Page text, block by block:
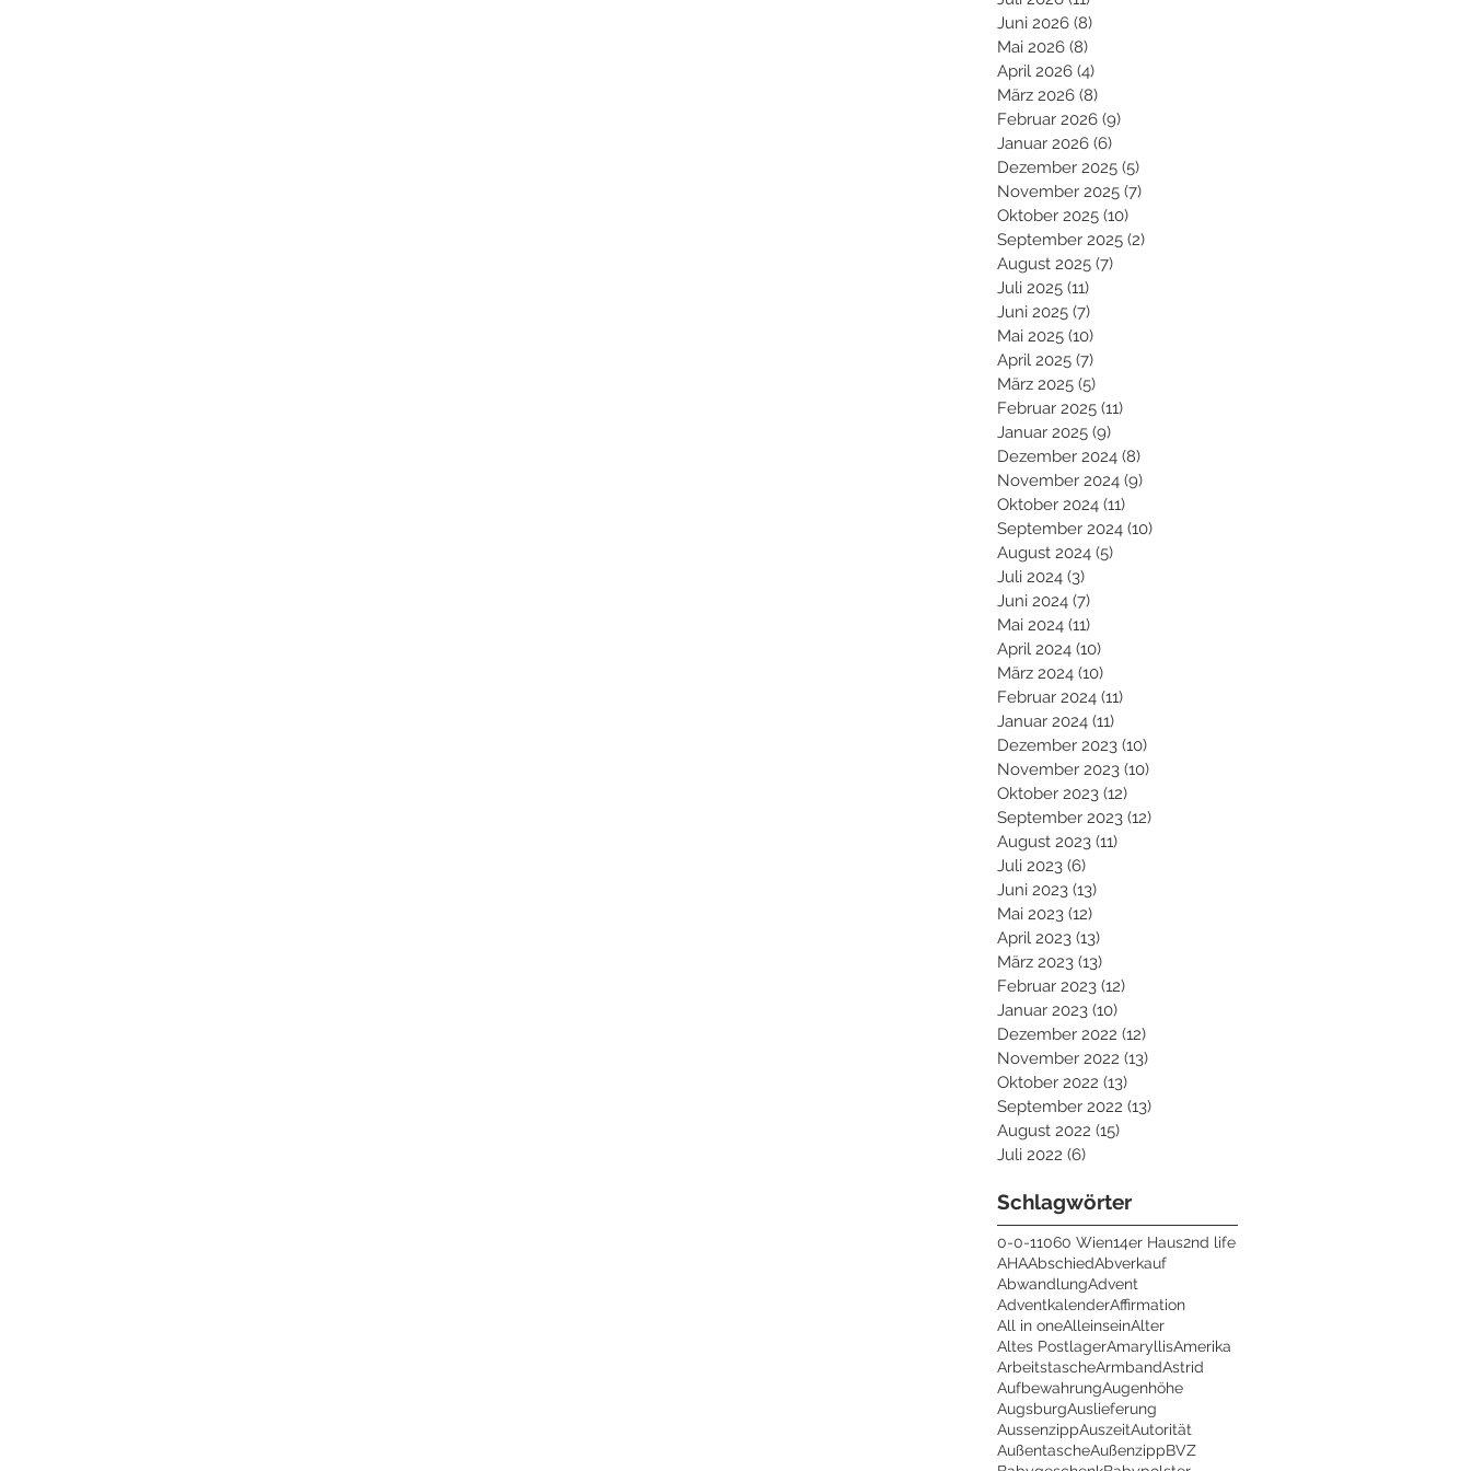
Juni 2026 (8)
Mai 2026 (8)
April 2026 (4)
März 2026 (8)
Februar 2026 (9)
Januar 2026 (6)
Dezember 2025 (5)
November 2025 (7)
Oktober 2025 (10)
September 2025 (2)
August 2025 (7)
Juli 2025 (11)
Juni 2025 (7)
Mai 2025 (10)
April 2025 (7)
März 2025 (5)
Februar 2025 (11)
Januar 2025 (9)
Dezember 2024 (8)
November 2024 (9)
Oktober 2024 (11)
September 2024 (10)
August 2024 (5)
Juli 2024 (3)
Juni 2024 (7)
Mai 2024 (11)
April 2024 (10)
März 2024 (10)
Februar 2024 (11)
Januar 2024 (11)
Dezember 2023 (10)
November 2023 (10)
Oktober 2023 (12)
September 2023 (12)
August 2023 (11)
Juli 2023 (6)
Juni 2023 (13)
Mai 2023 (12)
April 2023 (13)
März 2023 (13)
Februar 2023 (12)
Januar 2023 (10)
Dezember 2022 (12)
November 2022 (13)
Oktober 2022 (13)
September 2022 (13)
August 2022 (15)
Juli 2022 (6)
Schlagwörter
0-0-11060 Wien14er Haus2nd life
AHAAbschiedAbverkauf
AbwandlungAdvent
AdventkalenderAffirmation
All in oneAlleinseinAlter
Altes PostlagerAmaryllisAmerika
ArbeitstascheArmbandAstrid
AufbewahrungAugenhöhe
AugsburgAuslieferung
AussenzippAuszeitAutorität
AußentascheAußenzippBVZ